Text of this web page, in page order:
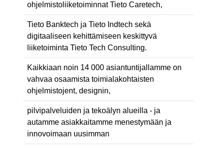
ohjelmistoliiketoiminnat Tieto Caretech,
Tieto Banktech ja Tieto Indtech sekä
digitaaliseen kehittämiseen keskittyvä
liiketoiminta Tieto Tech Consulting.
Kaikkiaan noin 14 000 asiantuntijallamme on
vahvaa osaamista toimialakohtaisten
ohjelmistojent, designin,
pilvipalveluiden ja tekoälyn alueilla - ja
autamme asiakkaitamme menestymään ja
innovoimaan uusimman